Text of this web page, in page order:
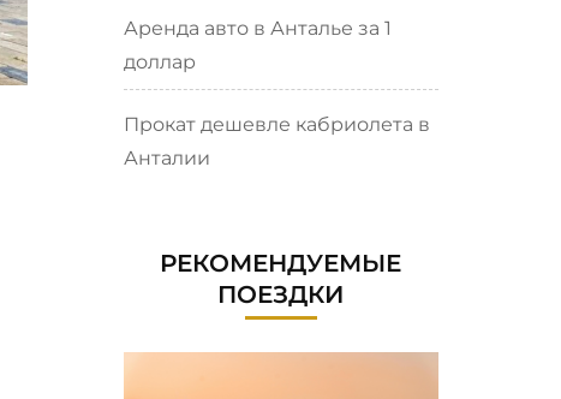
Аренда авто в Анталье за 1
доллар
Прокат дешевле кабриолета в
Анталии
РЕКОМЕНДУЕМЫЕ
ПОЕЗДКИ